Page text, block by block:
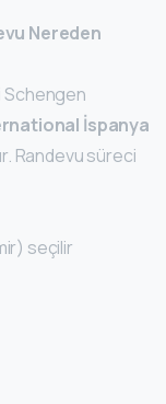
Nereden
Schengen
İspanya
Randevu süreci
seçilir